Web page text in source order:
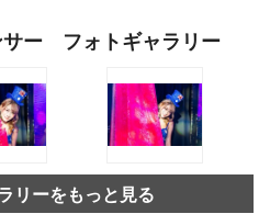
サー フォトギャラリー
リーをもっと見る